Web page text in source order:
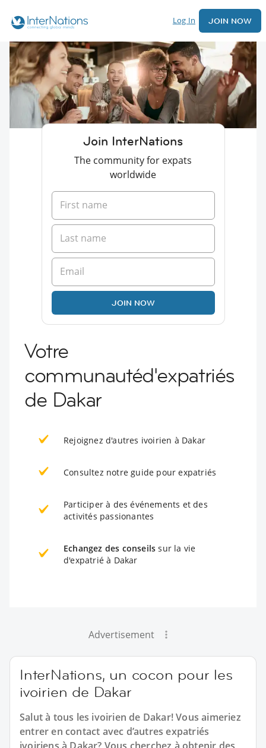
Log In JOIN NOW
Join InterNations
The community for expats
worldwide
JOIN NOW
Votre
communautéd'expatriés
de Dakar
Rejoignez d'autres ivoirien à Dakar
Consultez notre guide pour expatriés
Participer à des événements et des
activités passionantes
Echangez des conseils sur la vie
d'expatrié à Dakar
Advertisement
InterNations, un cocon pour les
ivoirien de Dakar
Salut à tous les ivoirien de Dakar! Vous aimeriez
entrer en contact avec d’autres expatriés
ivoiriens à Dakar? Vous cherchez à obtenir des